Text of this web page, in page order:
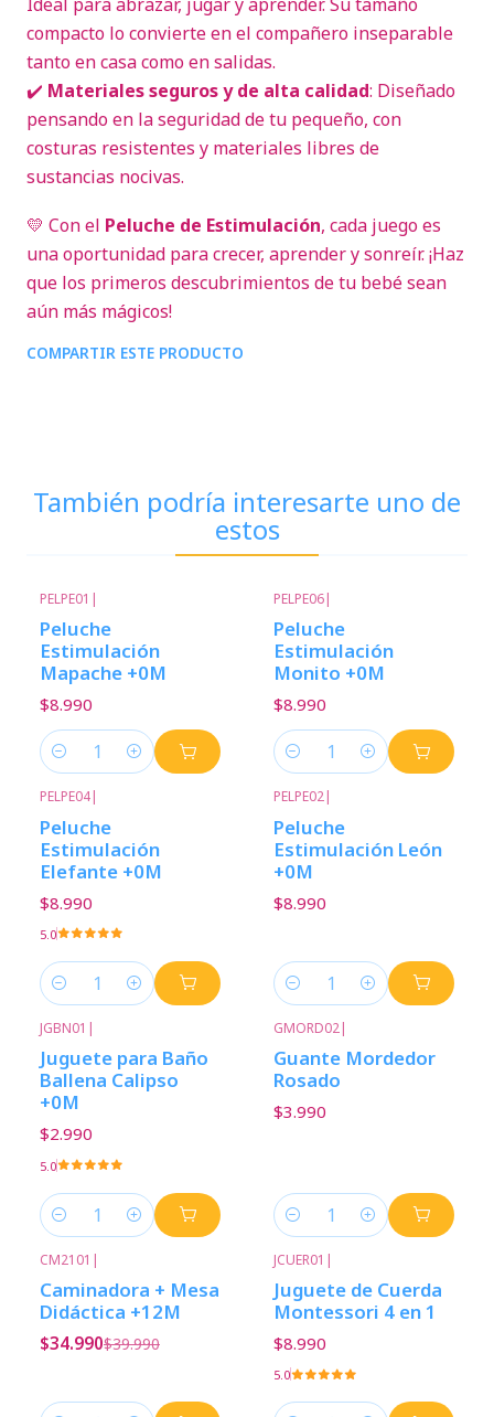
compacto lo convierte en el compañero inseparable
tanto en casa como en salidas.
✔️ Materiales seguros y de alta calidad: Diseñado
pensando en la seguridad de tu pequeño, con
costuras resistentes y materiales libres de
sustancias nocivas.
💛 Con el Peluche de Estimulación, cada juego es
una oportunidad para crecer, aprender y sonreír. ¡Haz
que los primeros descubrimientos de tu bebé sean
aún más mágicos!
COMPARTIR ESTE PRODUCTO
También podría interesarte uno de
estos
PELPE01 |
Peluche
Estimulación
Mapache +0M
$8.990
Cantidad
PELPE06|
Peluche
Estimulación
Monito +0M
$8.990
Cantidad
PELPE04|
Peluche
Estimulación
Elefante +0M
$8.990
5.0
Cantidad
PELPE02|
Peluche
Estimulación León
+0M
$8.990
Cantidad
JGBN01 |
Juguete para Baño
Ballena Calipso
+0M
$2.990
5.0
Cantidad
GMORD02|
Guante Mordedor
Rosado
$3.990
Cantidad
CM2101 |
Caminadora + Mesa
Didáctica +12M
$34.990$39.990
JCUER01 |
Juguete de Cuerda
Montessori 4 en 1
$8.990
5.0